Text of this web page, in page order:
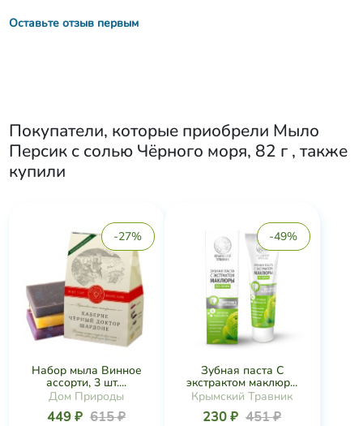
Оставьте отзыв первым
Покупатели, которые приобрели Мыло
Персик с солью Чёрного моря, 82 г , также
купили
-27%
Набор мыла Винное
ассорти, 3 шт....
Дом Природы
449 ₽ 615 ₽
-49%
Зубная паста С
экстрактом маклюр...
Крымский Травник
230 ₽ 451 ₽